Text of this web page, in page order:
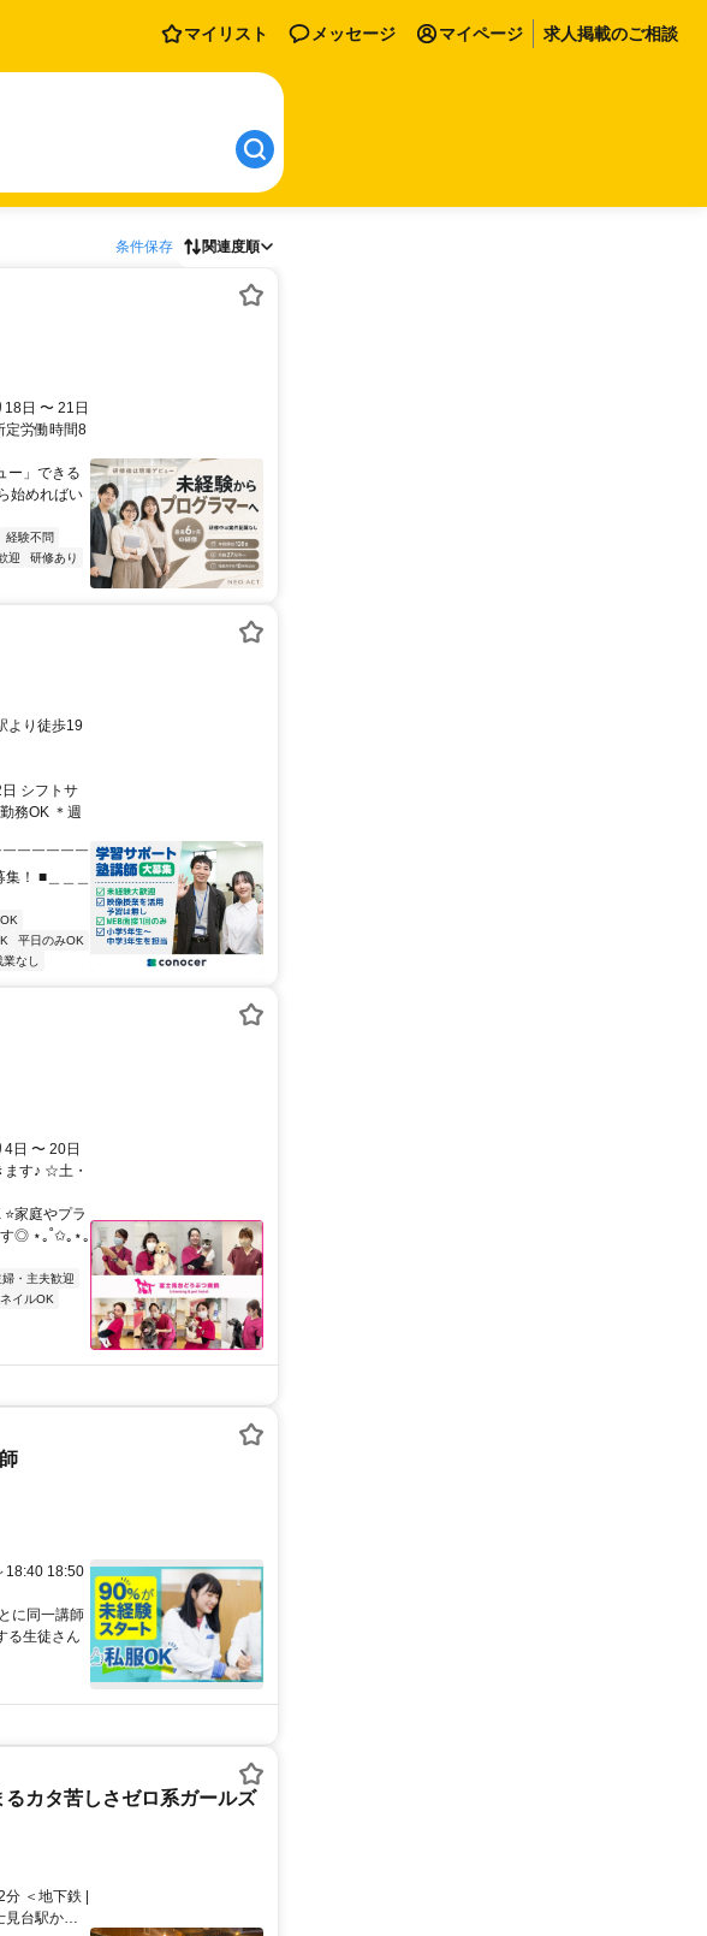
マイリスト メッセージ マイページ 求人掲載のご相談
条件保存 関連度順
日 〜 21日
労働時間8
ー」できる
始めればい
経験不問
迎
研修あり
より徒歩19
シフトサ
務OK ＊週
￣￣￣￣￣
！ ■＿＿＿
平日のみOK
業なし
日 〜 20日
す♪ ☆土・
家庭やプラ
す◎ ⋆｡˚✩｡⋆｡
婦・主夫歓迎
ネイルOK
18:40 18:50
に同一講師
る生徒さん
カタ苦しさゼロ系ガールズ